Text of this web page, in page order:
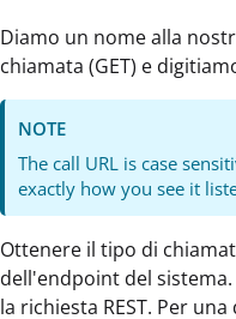
Diamo un nome alla
chiamata (GET) e
NOTE
The call URL is case
exactly how you see it
Ottenere il tipo di
dell'endpoint del
la richiesta REST. Per